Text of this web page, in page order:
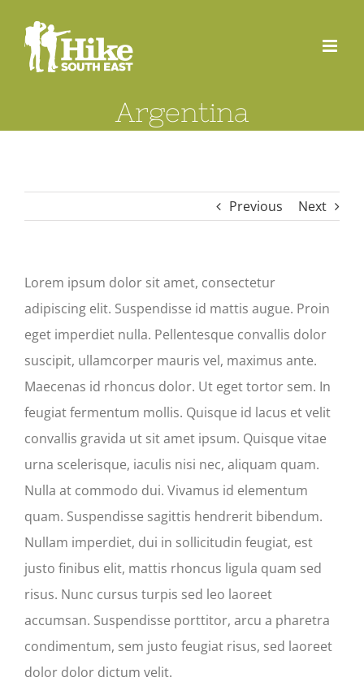
content
Argentina
Previous Next
Lorem ipsum dolor sit amet, consectetur
adipiscing elit. Suspendisse id mattis augue. Proin
eget imperdiet nulla. Pellentesque convallis dolor
suscipit, ullamcorper mauris vel, maximus ante.
Maecenas id rhoncus dolor. Ut eget tortor sem. In
feugiat fermentum mollis. Quisque id lacus et velit
convallis gravida ut sit amet ipsum. Quisque vitae
urna scelerisque, iaculis nisi nec, aliquam quam.
Nulla at commodo dui. Vivamus id elementum
quam. Suspendisse sagittis hendrerit bibendum.
Nullam imperdiet, dui in sollicitudin feugiat, est
justo finibus elit, mattis rhoncus ligula quam sed
risus. Nunc cursus turpis sed leo laoreet
accumsan. Suspendisse porttitor, arcu a pharetra
condimentum, sem justo feugiat risus, sed laoreet
dolor dolor dictum velit.